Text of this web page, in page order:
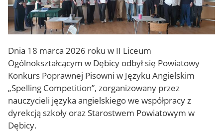
Dnia 18 marca 2026 roku w II Liceum
Ogólnokształcącym w Dębicy odbył się Powiatowy
Konkurs Poprawnej Pisowni w Języku Angielskim
„Spelling Competition”, zorganizowany przez
nauczycieli języka angielskiego we współpracy z
dyrekcją szkoły oraz Starostwem Powiatowym w
Dębicy.